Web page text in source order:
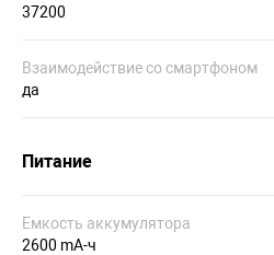
37200
Взаимодействие со смартфоном
да
Питание
Емкость аккумулятора
2600 mA-ч